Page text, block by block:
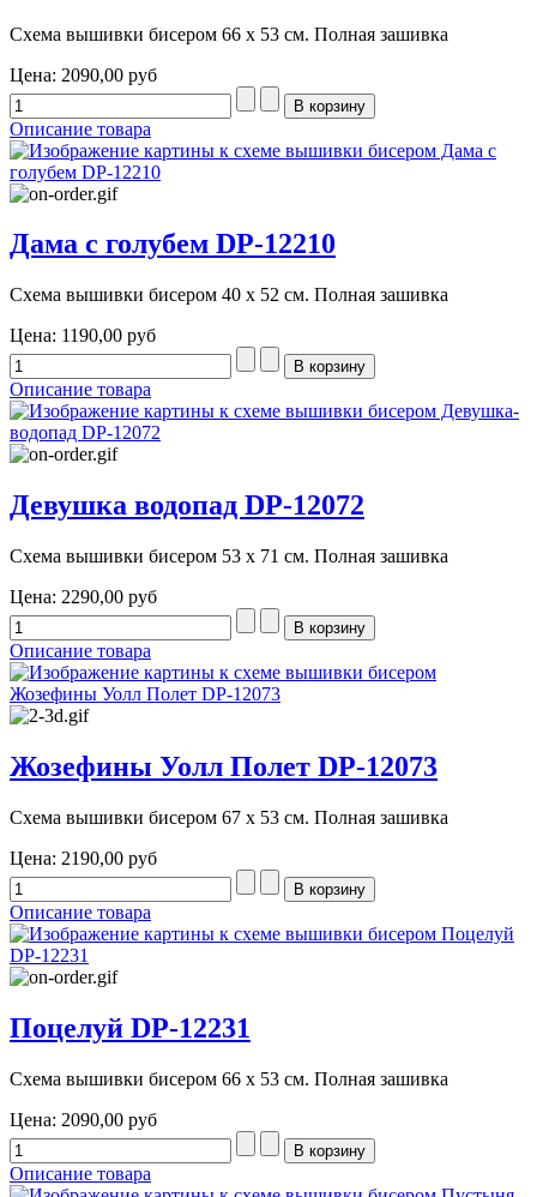
Схема вышивки бисером 66 х 53 см. Полная зашивка
Цена: 2090,00 руб
Описание товара
Дама с голубем DP-12210
Схема вышивки бисером 40 х 52 см. Полная зашивка
Цена: 1190,00 руб
Описание товара
Девушка водопад DP-12072
Схема вышивки бисером 53 х 71 см. Полная зашивка
Цена: 2290,00 руб
Описание товара
Жозефины Уолл Полет DP-12073
Схема вышивки бисером 67 х 53 см. Полная зашивка
Цена: 2190,00 руб
Описание товара
Поцелуй DP-12231
Схема вышивки бисером 66 х 53 см. Полная зашивка
Цена: 2090,00 руб
Описание товара